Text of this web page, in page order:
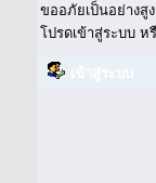
ขออภัยเป็นอย่าง
โปรดเข้าสู่ระบบ ห